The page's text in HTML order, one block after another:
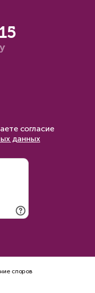
согласие
данных
споров